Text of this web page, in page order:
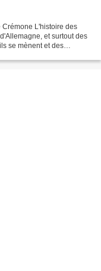
L'histoire des
et surtout des
se mènent et des